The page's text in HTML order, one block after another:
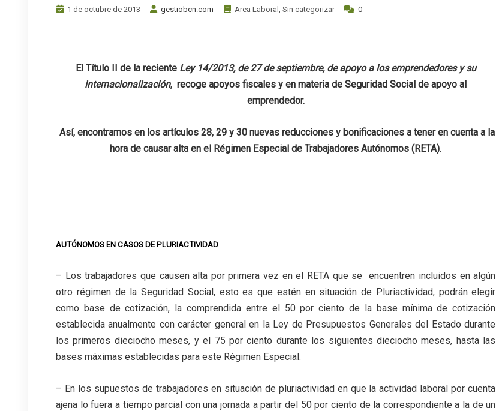
1 de octubre de 2013 gestiobcn.com Area Laboral Sin categorizar 0
El Título II de la reciente Ley 14/2013, de 27 de septiembre, de apoyo a los emprendedores y su
internacionalización, recoge apoyos fiscales y en materia de Seguridad Social de apoyo al
emprendedor.
Así, encontramos en los artículos 28, 29 y 30 nuevas reducciones y bonificaciones a tener en cuenta a la
hora de causar alta en el Régimen Especial de Trabajadores Autónomos (RETA).
AUTÓNOMOS EN CASOS DE PLURIACTIVIDAD
– Los trabajadores que causen alta por primera vez en el RETA que se encuentren incluidos en algún
otro régimen de la Seguridad Social, esto es que estén en situación de Pluriactividad, podrán elegir
como base de cotización, la comprendida entre el 50 por ciento de la base mínima de cotización
establecida anualmente con carácter general en la Ley de Presupuestos Generales del Estado durante
los primeros dieciocho meses, y el 75 por ciento durante los siguientes dieciocho meses, hasta las
bases máximas establecidas para este Régimen Especial.
– En los supuestos de trabajadores en situación de pluriactividad en que la actividad laboral por cuenta
ajena lo fuera a tiempo parcial con una jornada a partir del 50 por ciento de la correspondiente a la de un